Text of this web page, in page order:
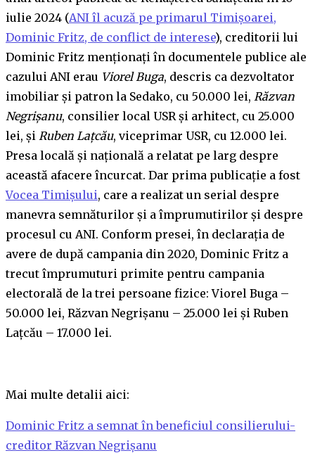
iulie 2024 (ANI îl acuză pe primarul Timișoarei,
Dominic Fritz, de conflict de interese), creditorii lui
Dominic Fritz menționați în documentele publice ale
cazului ANI erau Viorel Buga, descris ca dezvoltator
imobiliar și patron la Sedako, cu 50.000 lei, Răzvan
Negrișanu, consilier local USR și arhitect, cu 25.000
lei, și Ruben Lațcău, viceprimar USR, cu 12.000 lei.
Presa locală și națională a relatat pe larg despre
această afacere încurcat. Dar prima publicație a fost
Vocea Timișului, care a realizat un serial despre
manevra semnăturilor și a împrumutirilor și despre
procesul cu ANI. Conform presei, în declarația de
avere de după campania din 2020, Dominic Fritz a
trecut împrumuturi primite pentru campania
electorală de la trei persoane fizice: Viorel Buga –
50.000 lei, Răzvan Negrișanu – 25.000 lei și Ruben
Lațcău – 17.000 lei.
Mai multe detalii aici:
Dominic Fritz a semnat în beneficiul consilierului-
creditor Răzvan Negrișanu